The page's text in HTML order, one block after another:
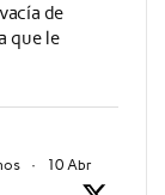
de
que le
· 10 Abr